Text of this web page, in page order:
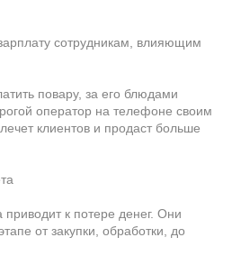
сотрудникам, влияющим
повару, за его блюдами
оператор на телефоне своим
клиентов и продаст больше
к потере денег. Они
от закупки, обработки, до